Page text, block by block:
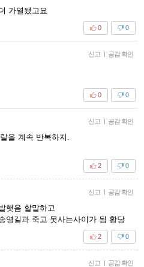
가열됐고요
0
0
신고 | 공감 확인
0
0
신고 | 공감 확인
을 계속 반복하지.
0
2
신고 | 공감 확인
햇음 할말하고
영길과 죽고 못사는사이가 됨 황당
0
2
신고 | 공감 확인